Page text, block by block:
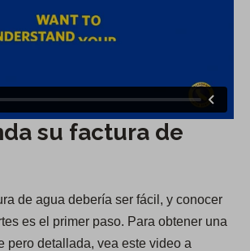
su factura de
de agua debería ser fácil, y conocer
es el primer paso. Para obtener una
pero detallada, vea este video a